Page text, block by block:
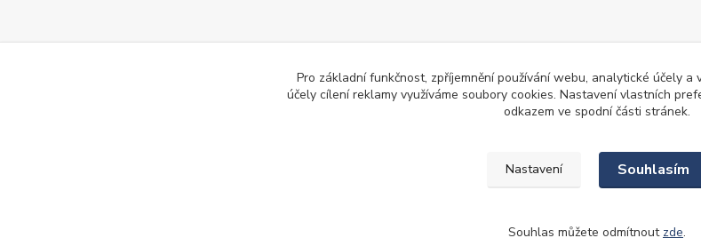
Pro základní funkčnost, zpříjemnění používání webu, analytické účely
účely cílení reklamy využíváme soubory cookies. Nastavení vlastních
odkazem ve spodní části stránek.
Nastavení Souhlasím
Souhlas můžete odmítnout zde.